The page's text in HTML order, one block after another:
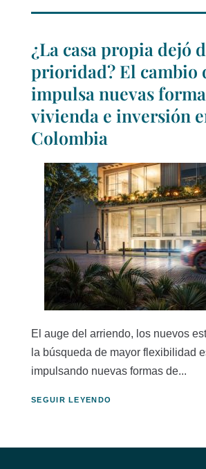
¿La casa propia dejó
prioridad? El cambio
impulsa nuevas
vivienda e inversión
Colombia
El auge del arriendo, los nuevos
la búsqueda de mayor flexibilidad
impulsando nuevas formas de...
SEGUIR LEYENDO